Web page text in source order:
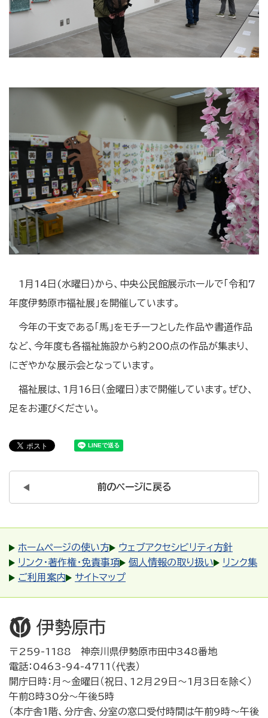
1月14日(水曜日)から、中央公民館展示ホールで「令和7
年度伊勢原市福祉展」を開催しています。
今年の干支である「馬」をモチーフとした作品や書道作品
など、今年度も各福祉施設から約200点の作品が集まり、
にぎやかな展示会となっています。
福祉展は、1月16日（金曜日）まで開催しています。ぜひ、
足をお運びください。
前のページに戻る
ホームページの使い方
ウェブアクセシビリティ方針
リンク・著作権・免責事項
個人情報の取り扱い
リンク集
ご利用案内
サイトマップ
〒259-1188 神奈川県伊勢原市田中348番地
電話：0463-94-4711（代表）
開庁日時：月～金曜日（祝日、12月29日～1月3日を除く）
午前8時30分～午後5時
（本庁舎1階、分庁舎、分室の窓口受付時間は午前9時～午後